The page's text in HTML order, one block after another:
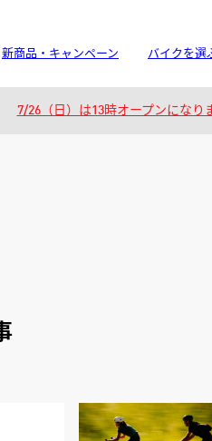
新商品・キャンペーン バイクを選
7/26（日）は13時オープンになり